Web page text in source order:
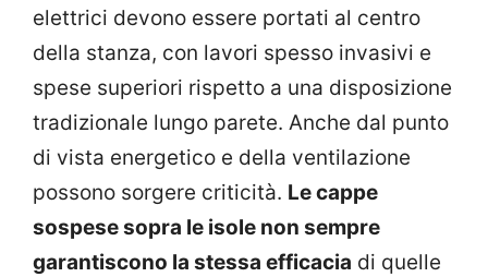
elettrici devono essere portati al centro
della stanza, con lavori spesso invasivi e
spese superiori rispetto a una disposizione
tradizionale lungo parete. Anche dal punto
di vista energetico e della ventilazione
possono sorgere criticità. Le cappe
sospese sopra le isole non sempre
garantiscono la stessa efficacia di quelle